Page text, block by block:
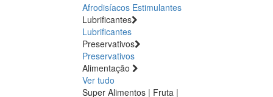
Afrodisíacos Estimulantes
Lubrificantes
Lubrificantes
Preservativos
Preservativos
Alimentação
Ver tudo
Super Alimentos | Fruta |